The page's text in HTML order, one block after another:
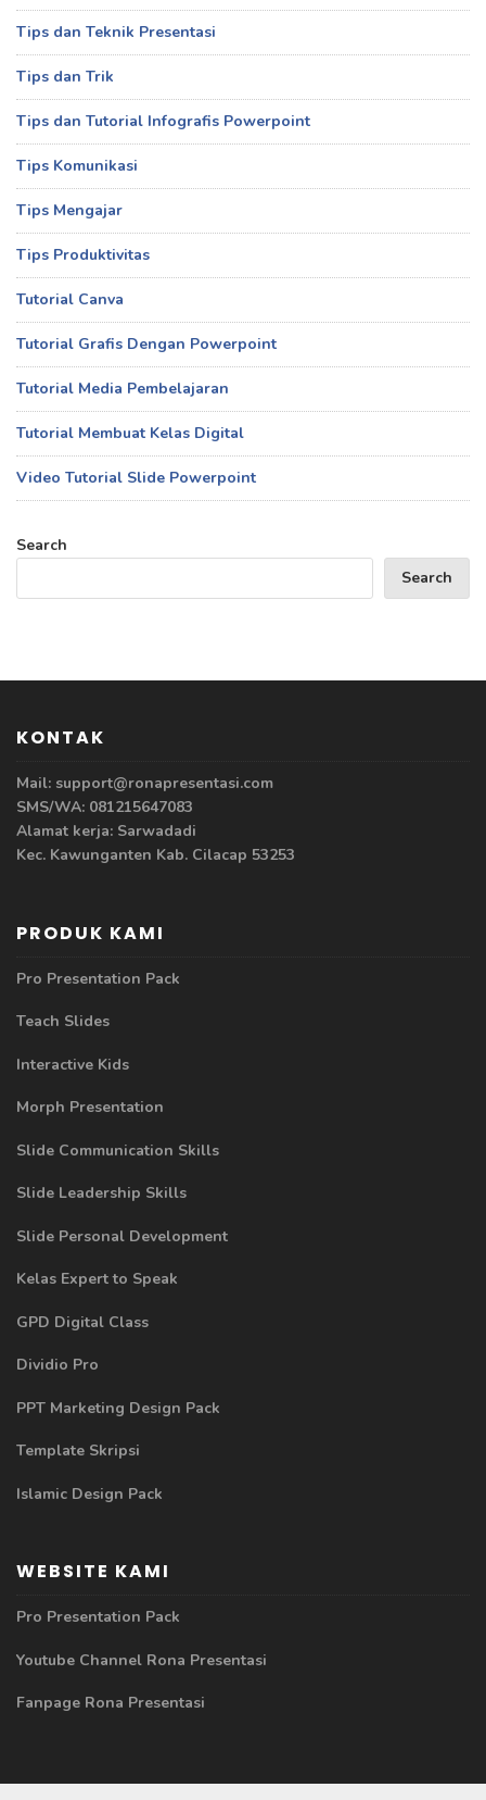
Tips dan Teknik Presentasi
Tips dan Trik
Tips dan Tutorial Infografis Powerpoint
Tips Komunikasi
Tips Mengajar
Tips Produktivitas
Tutorial Canva
Tutorial Grafis Dengan Powerpoint
Tutorial Media Pembelajaran
Tutorial Membuat Kelas Digital
Video Tutorial Slide Powerpoint
Search
Search
KONTAK
Mail: support@ronapresentasi.com
SMS/WA: 081215647083
Alamat kerja: Sarwadadi
Kec. Kawunganten Kab. Cilacap 53253
PRODUK KAMI
Pro Presentation Pack
Teach Slides
Interactive Kids
Morph Presentation
Slide Communication Skills
Slide Leadership Skills
Slide Personal Development
Kelas Expert to Speak
GPD Digital Class
Dividio Pro
PPT Marketing Design Pack
Template Skripsi
Islamic Design Pack
WEBSITE KAMI
Pro Presentation Pack
Youtube Channel Rona Presentasi
Fanpage Rona Presentasi